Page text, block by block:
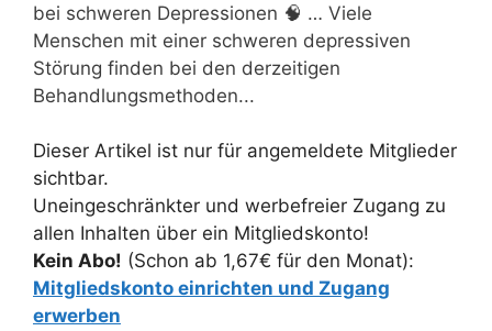
bei schweren Depressionen 🧠 … Viele
Menschen mit einer schweren depressiven
Störung finden bei den derzeitigen
Behandlungsmethoden...
Dieser Artikel ist nur für angemeldete Mitglieder
sichtbar.
Uneingeschränkter und werbefreier Zugang zu
allen Inhalten über ein Mitgliedskonto!
Kein Abo! (Schon ab 1,67€ für den Monat):
Mitgliedskonto einrichten und Zugang
erwerben